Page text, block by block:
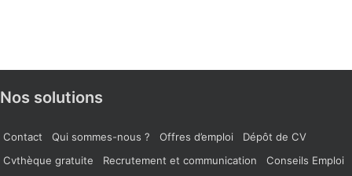
Nos solutions
Contact Qui sommes-nous ? Offres d’emploi
Dépôt de CV
Cvthèque gratuite
Recrutement et communication
Conseils Emploi